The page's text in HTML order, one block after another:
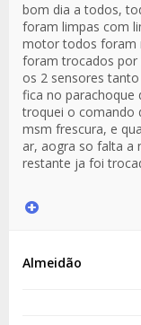
Mensaje
bom dia a todos,
foram limpas com
motor todos foram
foram trocados por
os 2 sensores
fica no
troquei o comando
msm frescura, e
ar, aogra so falta a
restante ja foi
Almeidão